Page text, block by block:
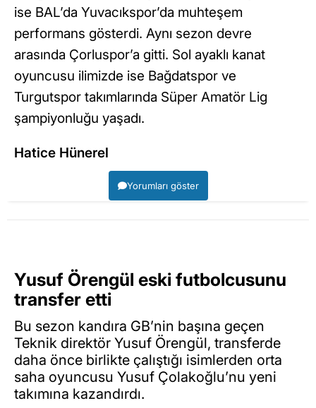
ise BAL’da Yuvacıkspor’da muhteşem
performans gösterdi. Aynı sezon devre
arasında Çorluspor’a gitti. Sol ayaklı kanat
oyuncusu ilimizde ise Bağdatspor ve
Turgutspor takımlarında Süper Amatör Lig
şampiyonluğu yaşadı.
Hatice Hünerel
Yorumları göster
Yusuf Örengül eski futbolcusunu
transfer etti
Bu sezon kandıra GB’nin başına geçen
Teknik direktör Yusuf Örengül, transferde
daha önce birlikte çalıştığı isimlerden orta
saha oyuncusu Yusuf Çolakoğlu’nu yeni
takımına kazandırdı.